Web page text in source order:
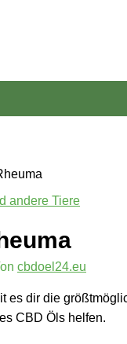
cbdoel24.eu
es dir die
CBD Öls helfen.